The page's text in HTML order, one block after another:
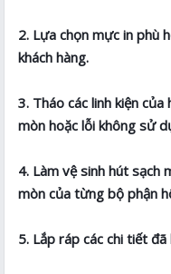
2. Lựa chọn mực in phù
khách hàng.
3. Tháo các linh kiện
mòn hoặc lỗi không sử
4. Làm vệ sinh hút sạch
mòn của từng bộ phận
5. Lắp ráp các chi tiết